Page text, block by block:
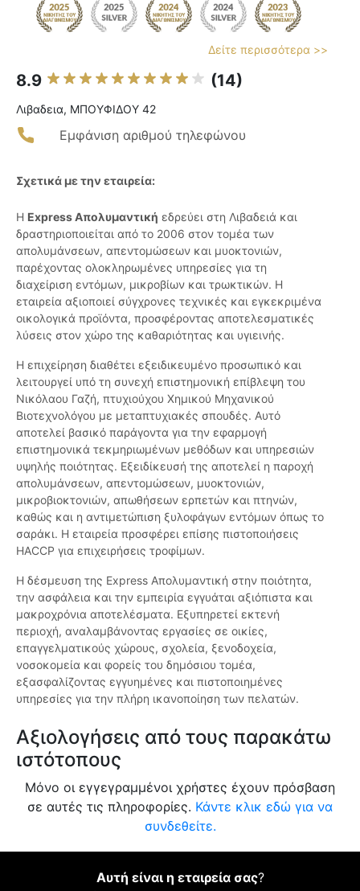
Δείτε περισσότερα >>
8.9 (14)
Λιβαδεια, ΜΠΟΥΦΙΔΟΥ 42
Εμφάνιση αριθμού τηλεφώνου
Σχετικά με την εταιρεία:
Η Express Απολυμαντική εδρεύει στη Λιβαδειά και
δραστηριοποιείται από το 2006 στον τομέα των
απολυμάνσεων, απεντομώσεων και μυοκτονιών,
παρέχοντας ολοκληρωμένες υπηρεσίες για τη
διαχείριση εντόμων, μικροβίων και τρωκτικών. Η
εταιρεία αξιοποιεί σύγχρονες τεχνικές και εγκεκριμένα
οικολογικά προϊόντα, προσφέροντας αποτελεσματικές
λύσεις στον χώρο της καθαριότητας και υγιεινής.
Η επιχείρηση διαθέτει εξειδικευμένο προσωπικό και
λειτουργεί υπό τη συνεχή επιστημονική επίβλεψη του
Νικόλαου Γαζή, πτυχιούχου Χημικού Μηχανικού
Βιοτεχνολόγου με μεταπτυχιακές σπουδές. Αυτό
αποτελεί βασικό παράγοντα για την εφαρμογή
επιστημονικά τεκμηριωμένων μεθόδων και υπηρεσιών
υψηλής ποιότητας. Εξειδίκευσή της αποτελεί η παροχή
απολυμάνσεων, απεντομώσεων, μυοκτονιών,
μικροβιοκτονιών, απωθήσεων ερπετών και πτηνών,
καθώς και η αντιμετώπιση ξυλοφάγων εντόμων όπως το
σαράκι. Η εταιρεία προσφέρει επίσης πιστοποιήσεις
HACCP για επιχειρήσεις τροφίμων.
Η δέσμευση της Express Απολυμαντική στην ποιότητα,
την ασφάλεια και την εμπειρία εγγυάται αξιόπιστα και
μακροχρόνια αποτελέσματα. Εξυπηρετεί εκτενή
περιοχή, αναλαμβάνοντας εργασίες σε οικίες,
επαγγελματικούς χώρους, σχολεία, ξενοδοχεία,
νοσοκομεία και φορείς του δημόσιου τομέα,
εξασφαλίζοντας εγγυημένες και πιστοποιημένες
υπηρεσίες για την πλήρη ικανοποίηση των πελατών.
Αξιολογήσεις από τους παρακάτω
ιστότοπους
Μόνο οι εγγεγραμμένοι χρήστες έχουν πρόσβαση
σε αυτές τις πληροφορίες. Κάντε κλικ εδώ για να
συνδεθείτε.
Αυτή είναι η εταιρεία σας?